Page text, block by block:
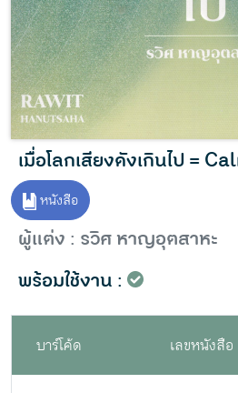
เมื่อโลกเสียงดังเกินไป =
หนังสือ
ผู้แต่ง : รวิศ หาญอุตสาหะ
พร้อมใช้งาน :
บาร์โค้ด เลขหนังสือ